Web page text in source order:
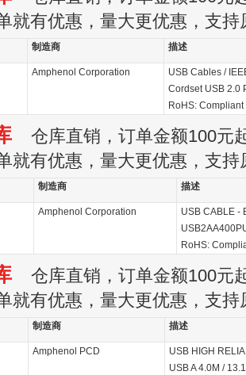
就有优惠，量大更优惠，支持
制造商 描述
Amphenol Corporation
USB Cables /
Cordset USB 2.0
RoHS: Compliant
仓库直销，订单金额100元
就有优惠，量大更优惠，支持
制造商 描述
Amphenol Corporation
USB CABLE -
RoHS:
仓库直销，订单金额100元
就有优惠，量大更优惠，支持
制造商 描述
Amphenol PCD
USB HIGH
USB A 4.0M /